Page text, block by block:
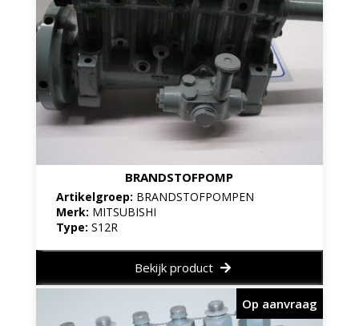
BRANDSTOFPOMP
Artikelgroep: BRANDSTOFPOMPEN
Merk: MITSUBISHI
Type: S12R
Bekijk product
Op aanvraag